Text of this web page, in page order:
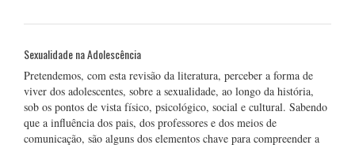
Sexualidade na Adolescência
Pretendemos, com esta revisão da literatura, perceber a forma de
viver dos adolescentes, sobre a sexualidade, ao longo da história,
sob os pontos de vista físico, psicológico, social e cultural. Sabendo
que a influência dos pais, dos professores e dos meios de
comunicação, são alguns dos elementos chave para compreender a